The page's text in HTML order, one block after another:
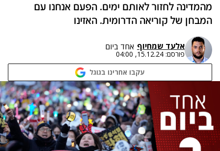
מהמדינה לחזור לאותם ימים. הפעם אנחנו עם
המבחן של קוריאה הדרומית. האזינו
אלעד שמחיוף אחד ביום
פורסם: 15.12.24, 04:00
עקבו אחרינו בגוגל